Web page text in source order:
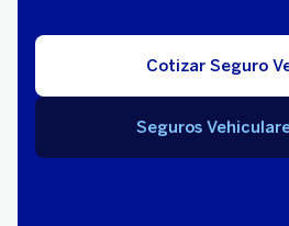
Cotizar Seguro
Seguros